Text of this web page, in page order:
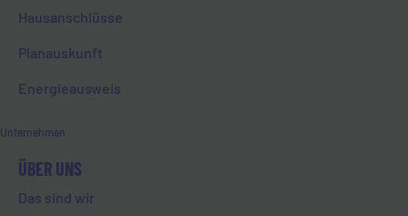
Hausanschlüsse
Planauskunft
Energieausweis
Unternehmen
ÜBER UNS
Das sind wir
„Alles neu macht der Mai“ – so auch bei uns.
Instandhaltungsmaßnahmen des historischen